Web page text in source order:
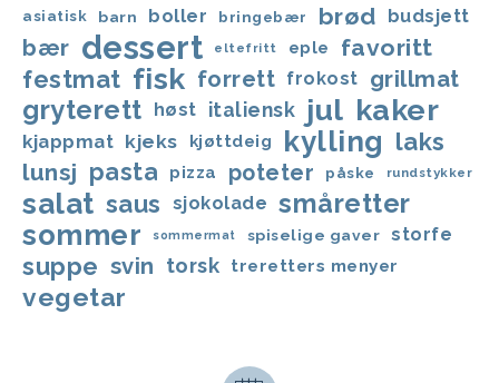
asiatisk barn boller bringebær brød budsjett
bær dessert eltefritt eple favoritt
festmat fisk forrett frokost grillmat
gryterett høst italiensk jul kaker
kjappmat kjeks kjøttdeig kylling laks
lunsj pasta pizza poteter påske rundstykker
salat saus sjokolade småretter
sommer sommermat spiselige gaver storfe
suppe svin torsk treretters menyer
vegetar